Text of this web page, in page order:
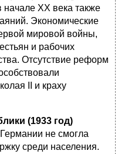
начале XX века также
Экономические
мировой войны,
и рабочих
Отсутствие реформ
II и краху
(1933 год)
не смогла
среди населения.